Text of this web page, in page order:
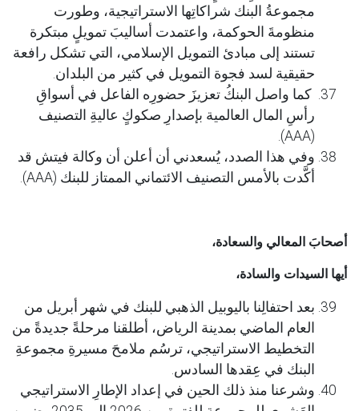
مجموعةُ البنك شراكاتِها الاستراتيجية، وطورت
منظومةَ الحوكمة، واعتمدت أساليبَ تمويلٍ مبتكرة
تستند إلى مبادئ التمويل الإسلامي، التي تشكل رافعة
حقيقية لسد فجوة التمويل في كثير من البلدان.
كما واصل البنكُ تعزيزَ حضورِه الفاعل في أسواقِ
رأسِ المال العالمية بإصدارِ صكوكٍ عاليةِ التصنيف
(AAA).
وفي هذا الصدد، يُسعدني أن أعلن أن وكالة فيتش قد
أكَّدت بالأمس التصنيف الائتماني الممتاز للبنك (AAA).
أصحابَ المعالي والسعادة،
أيها السيدات والسادة،
بعد احتفالِنا باليوبيل الذهبي للبنك في شهر أبريل من
العام الماضي بمدينة الرياض، أطلقنا مرحلةً جديدةً من
التخطيط الاستراتيجي، ترسُم ملامحَ مسيرةِ مجموعةِ
البنك في عِقدها السادس.
وشرعنا منذ ذلك الحين في إعداد الإطارِ الاستراتيجي